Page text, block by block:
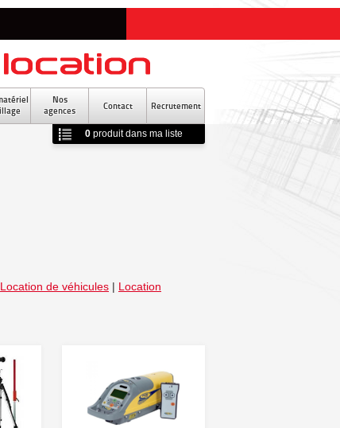
Location de véhicules | Location
0produitdans ma liste
Nos
agences
Contact Recrutement